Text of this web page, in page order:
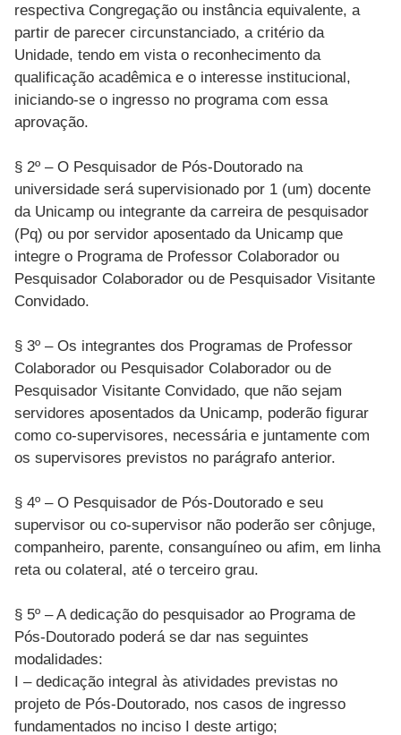
respectiva Congregação ou instância equivalente, a
partir de parecer circunstanciado, a critério da
Unidade, tendo em vista o reconhecimento da
qualificação acadêmica e o interesse institucional,
iniciando-se o ingresso no programa com essa
aprovação.
§ 2º – O Pesquisador de Pós-Doutorado na
universidade será supervisionado por 1 (um) docente
da Unicamp ou integrante da carreira de pesquisador
(Pq) ou por servidor aposentado da Unicamp que
integre o Programa de Professor Colaborador ou
Pesquisador Colaborador ou de Pesquisador Visitante
Convidado.
§ 3º – Os integrantes dos Programas de Professor
Colaborador ou Pesquisador Colaborador ou de
Pesquisador Visitante Convidado, que não sejam
servidores aposentados da Unicamp, poderão figurar
como co-supervisores, necessária e juntamente com
os supervisores previstos no parágrafo anterior.
§ 4º – O Pesquisador de Pós-Doutorado e seu
supervisor ou co-supervisor não poderão ser cônjuge,
companheiro, parente, consanguíneo ou afim, em linha
reta ou colateral, até o terceiro grau.
§ 5º – A dedicação do pesquisador ao Programa de
Pós-Doutorado poderá se dar nas seguintes
modalidades:
I – dedicação integral às atividades previstas no
projeto de Pós-Doutorado, nos casos de ingresso
fundamentados no inciso I deste artigo;